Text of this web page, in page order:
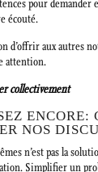
pour demander
écouté.
d’offrir aux autres
attention.
collectivement
ENCORE:
NOS
n’est pas la
Simplifier un